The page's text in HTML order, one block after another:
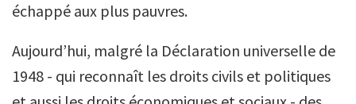
échappé aux plus pauvres.
Aujourd’hui, malgré la Déclaration universelle de
1948 - qui reconnaît les droits civils et politiques